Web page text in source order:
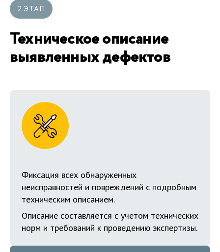
2 ЭТАП
Техническое описание
выявленных дефектов
Фиксация всех обнаруженных
неисправностей и повреждений с подробным
техническим описанием.
Описание составляется с учетом технических
норм и требований к проведению экспертизы.